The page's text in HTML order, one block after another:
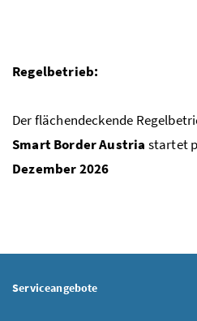
Regelbetrieb:
Der flächendeckende
Smart Border Austria startet
Dezember 2026
Serviceangebote